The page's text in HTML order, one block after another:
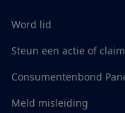
Word lid
Steun een actie of claim
Consumentenbond
Meld misleiding